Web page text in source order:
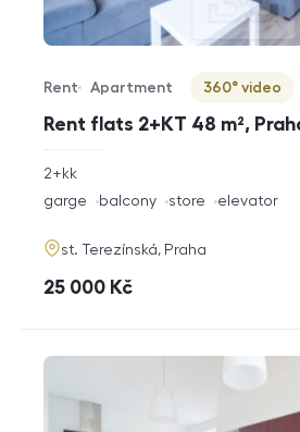
Rent flats 2+KT 48 m²,
Offer type
Rent
Property type
Apartment
Virtuální prohlídka
360° video
rozměry
2+kk
funkce
garge balcony store elevator
adresa
st. Terezínská, Praha
cena
25 000 Kč